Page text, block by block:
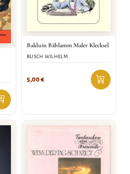
Balduin Bählamm Maler Klecksel
BUSCH WILHELM
5,00€